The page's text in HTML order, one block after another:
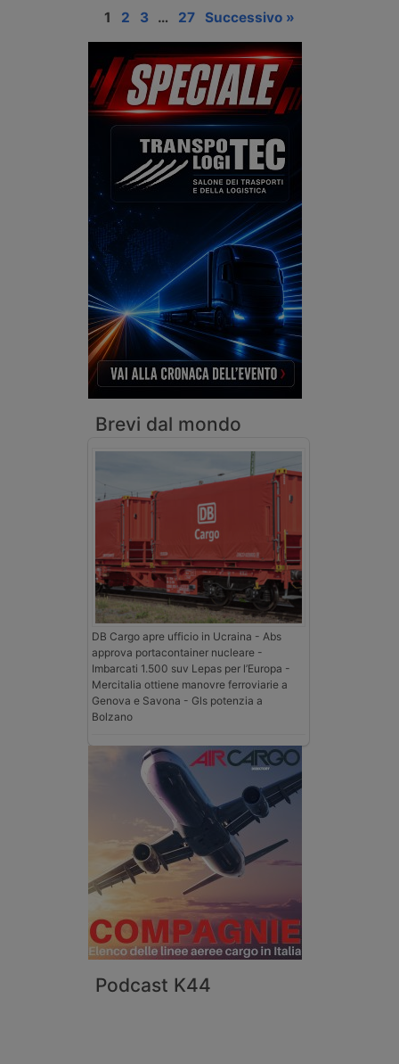
Brevi dal mondo
DB Cargo apre ufficio in Ucraina - Abs
approva portacontainer nucleare -
Imbarcati 1.500 suv Lepas per l’Europa -
Mercitalia ottiene manovre ferroviarie a
Genova e Savona - Gls potenzia a
Bolzano
Podcast K44
1 2 3 … 27 Successivo »